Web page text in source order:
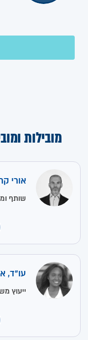
מובילות
אורי
שותף
עו"ד,
ייעוץ